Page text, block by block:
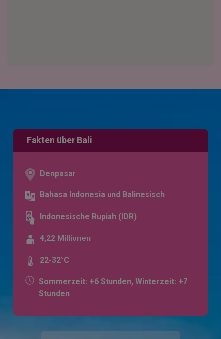
Fakten über Bali
Denpasar
Bahasa Indonesia und Balinesisch
Indonesische Rupiah (IDR)
4,22 Millionen
22-32°C
Sommerzeit: +6 Stunden, Winterzeit: +7
Stunden